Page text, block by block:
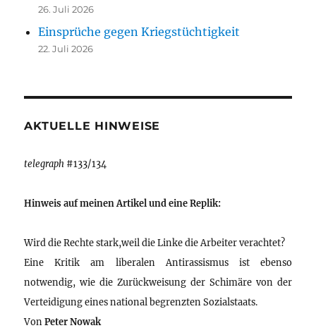
26. Juli 2026
Einsprüche gegen Kriegstüchtigkeit
22. Juli 2026
AKTUELLE HINWEISE
telegraph #133/134
Hinweis auf meinen Artikel und eine Replik:
Wird die Rechte stark,weil die Linke die Arbeiter verachtet?
Eine Kritik am liberalen Antirassismus ist ebenso
notwendig, wie die Zurückweisung der Schimäre von der
Verteidigung eines national begrenzten Sozialstaats.
VonPeter Nowak